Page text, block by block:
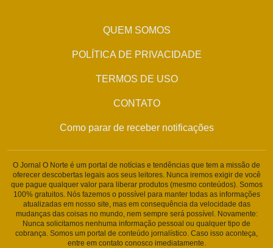
QUEM SOMOS
POLÍTICA DE PRIVACIDADE
TERMOS DE USO
CONTATO
Como parar de receber notificações
O Jornal O Norte é um portal de notícias e tendências que tem a missão de
oferecer descobertas legais aos seus leitores. Nunca iremos exigir de você
que pague qualquer valor para liberar produtos (mesmo conteúdos). Somos
100% gratuitos. Nós fazemos o possível para manter todas as informações
atualizadas em nosso site, mas em consequência da velocidade das
mudanças das coisas no mundo, nem sempre será possível. Novamente:
Nunca solicitamos nenhuma informação pessoal ou qualquer tipo de
cobrança. Somos um portal de conteúdo jornalístico. Caso isso aconteça,
entre em contato conosco imediatamente.